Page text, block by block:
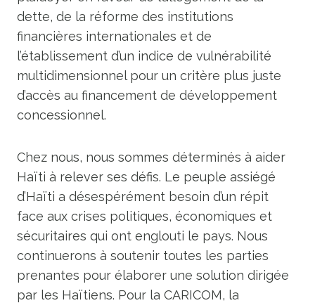
dette, de la réforme des institutions
financières internationales et de
l’établissement d’un indice de vulnérabilité
multidimensionnel pour un critère plus juste
d’accès au financement de développement
concessionnel.
Chez nous, nous sommes déterminés à aider
Haïti à relever ses défis. Le peuple assiégé
d’Haïti a désespérément besoin d’un répit
face aux crises politiques, économiques et
sécuritaires qui ont englouti le pays. Nous
continuerons à soutenir toutes les parties
prenantes pour élaborer une solution dirigée
par les Haïtiens. Pour la CARICOM, la